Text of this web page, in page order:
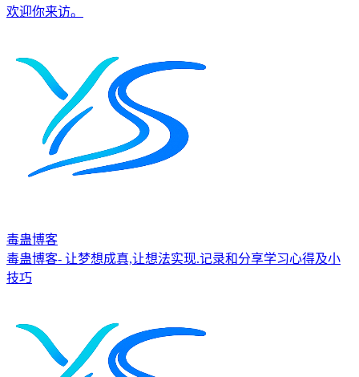
欢迎你来访。
毒蛊博客
毒蛊博客- 让梦想成真,让想法实现.记录和分享学习心得及小
技巧